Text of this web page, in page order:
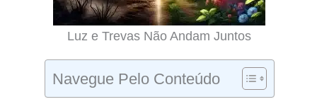
Luz e Trevas Não Andam Juntos
Navegue Pelo Conteúdo